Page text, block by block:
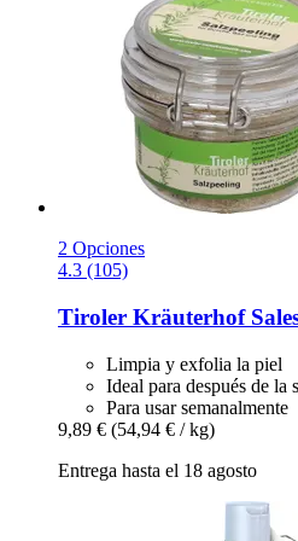
2 Opciones
4.3 (105)
Tiroler Kräuterhof
Limpia y exfolia la piel
Ideal para después de la
Para usar semanalmente
9,89 € (54,94 € / kg)
Entrega hasta el 18 agosto